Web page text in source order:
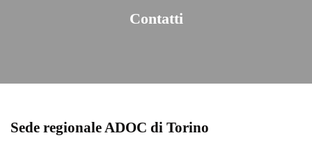
Contatti
Sede regionale ADOC di Torino